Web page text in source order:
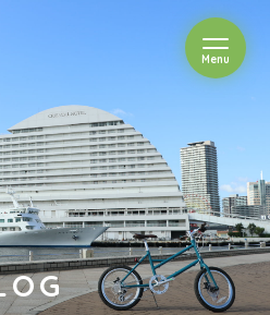
ゴヤ
Menuを開閉